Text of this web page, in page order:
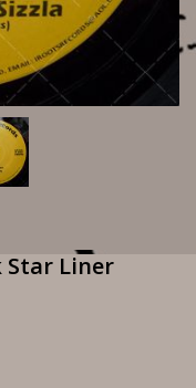
Star Liner